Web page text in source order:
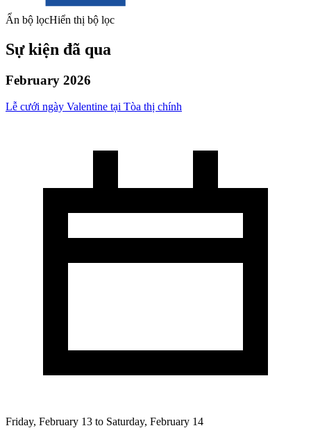
Ẩn bộ lọcHiển thị bộ lọc
Sự kiện đã qua
February 2026
Lễ cưới ngày Valentine tại Tòa thị chính
Friday, February 13 to Saturday, February 14